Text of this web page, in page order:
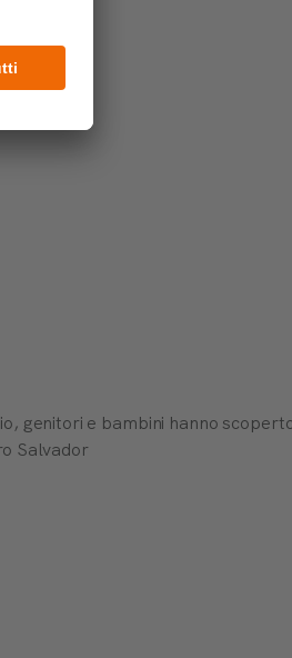
genitori e bambini hanno
Salvador